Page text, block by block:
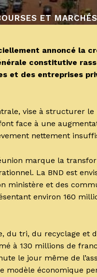
ET MARCHÉS
annoncé la
constitutive
et des entreprises
vise à structurer
face à une
nettement
marque la
La BND est
ministère et des
environ 160
du tri, du recyclage et
à 130 millions de
le jour même de
modèle économique